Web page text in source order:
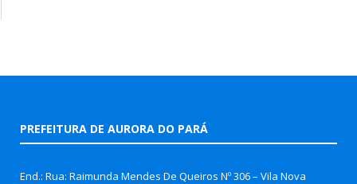
PREFEITURA DE AURORA DO PARÁ
End.: Rua: Raimunda Mendes De Queiros Nº 306 – Vila Nova